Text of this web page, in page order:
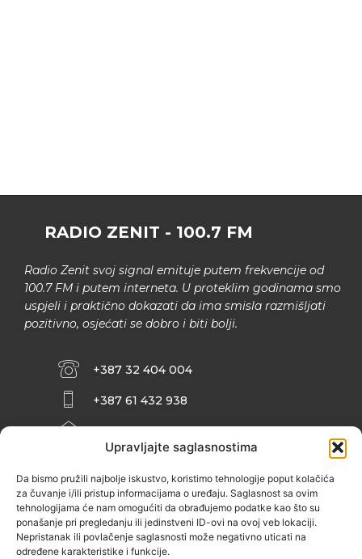
Upravljajte saglasnostima
Da bismo pružili najbolje iskustvo, koristimo tehnologije poput kolačića
za čuvanje i/ili pristup informacijama o uređaju. Saglasnost sa ovim
tehnologijama će nam omogućiti da obrađujemo podatke kao što su
ponašanje pri pregledanju ili jedinstveni ID-ovi na ovoj veb lokaciji.
Nepristanak ili povlačenje saglasnosti može negativno uticati na
određene karakteristike i funkcije.
RADIO ZENIT - 100.7 FM
Radio Zenit svoj signal emituje putem frekvencije od
100.7 FM i putem interneta. U proteklim godinama smo
uspjeli i praktično dokazati da ima smisla razmišljati
pozitivno, osjećati se dobro i biti bolji.
+387 32 404 004
+387 61 432 938
INFO@ZENIT.BA
ZENIČANKA, 3. SPRAT), 72000 ZENICA